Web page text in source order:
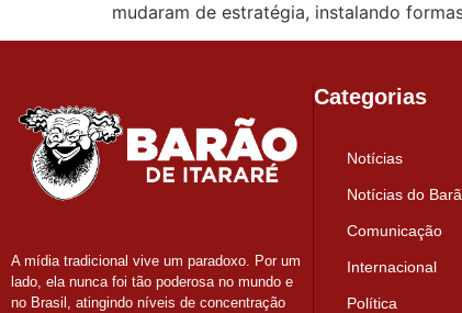
mudaram de estratégia, instalando
A mídia tradicional vive um paradoxo. Por um
lado, ela nunca foi tão poderosa no mundo e
no Brasil, atingindo níveis de concentração
Categorias
Notícias
Notícias do
Comunicação
Internacional
Política